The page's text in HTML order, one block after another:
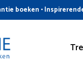
boeken •